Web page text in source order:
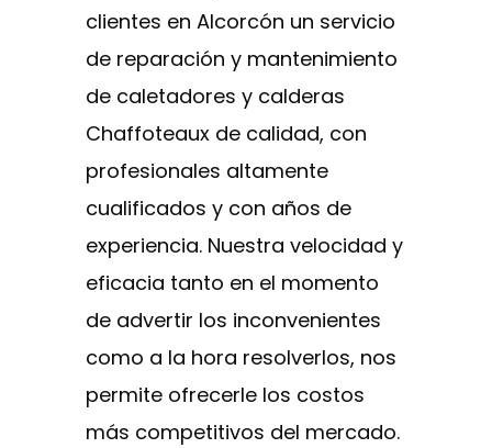
clientes en Alcorcón un servicio
de reparación y mantenimiento
de caletadores y calderas
Chaffoteaux de calidad, con
profesionales altamente
cualificados y con años de
experiencia. Nuestra velocidad y
eficacia tanto en el momento
de advertir los inconvenientes
como a la hora resolverlos, nos
permite ofrecerle los costos
más competitivos del mercado.